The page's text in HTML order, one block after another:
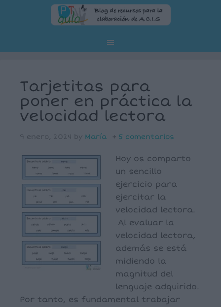
Tarjetitas para
poner en práctica la
velocidad lectora
9 enero, 2024 by María 5 comentarios
Hoy os comparto
un sencillo
ejercicio para
ejercitar la
velocidad lectora.
Al evaluar la
velocidad lectora,
además se está
midiendo la
magnitud del
lenguaje adquirido.
Por tanto, es fundamental trabajar